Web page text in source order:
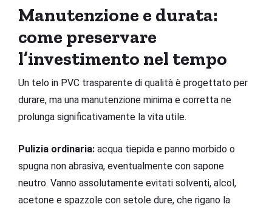
Manutenzione e durata:
come preservare
l’investimento nel tempo
Un telo in PVC trasparente di qualità è progettato per
durare, ma una manutenzione minima e corretta ne
prolunga significativamente la vita utile.
Pulizia ordinaria: acqua tiepida e panno morbido o
spugna non abrasiva, eventualmente con sapone
neutro. Vanno assolutamente evitati solventi, alcol,
acetone e spazzole con setole dure, che rigano la